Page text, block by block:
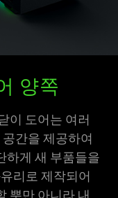
양쪽
이 도어는 여러
간을 제공하여
하게 새 부품들을
리로 제작되어
뿐만 아니라 내